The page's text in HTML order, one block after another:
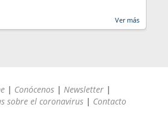
Ver más
| Conócenos | Newsletter |
sobre el coronavirus | Contacto